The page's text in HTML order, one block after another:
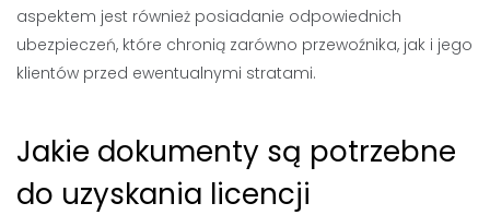
aspektem jest również posiadanie odpowiednich
ubezpieczeń, które chronią zarówno przewoźnika, jak i jego
klientów przed ewentualnymi stratami.
Jakie dokumenty są potrzebne
do uzyskania licencji